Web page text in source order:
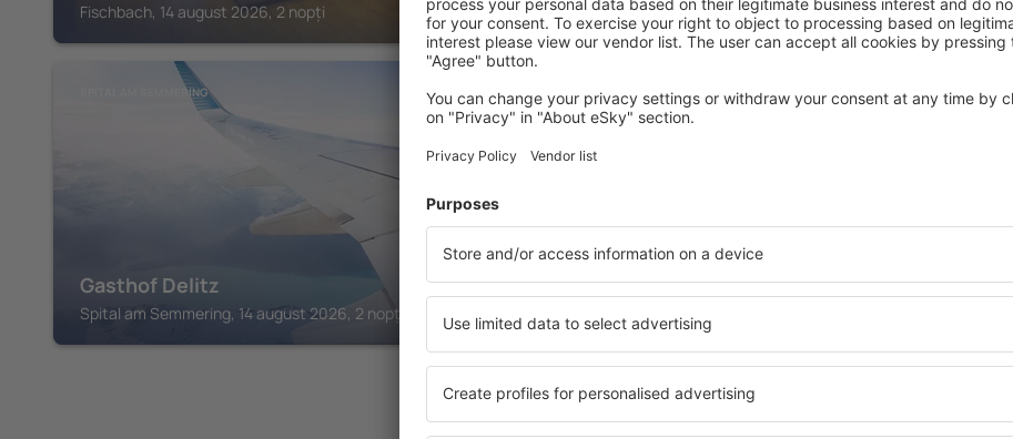
Fischbach, 14 august 2026, 2 nopți Ratten, 14 august 2026, 2 nopți
SPITAL AM SEMMERING
Gasthof Delitz
Spital am Semmering, 14 august 2026, 2 nopți
SANKT JAKOB IM WALDE
Familienhotel Berger
Sankt Jakob im Walde, 14 august 2026, 2 nopți
Vedeți mai multe hoteluri în Krieglach